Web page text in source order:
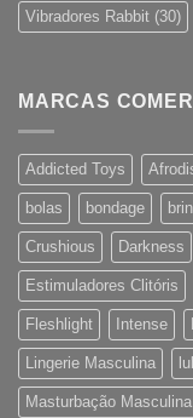
Vibradores Rabbit (30)
MARCAS
Addicted Toys
bolas bondage
Crushious Darkness
Estimuladores Clitóris
Fleshlight Intense
Lingerie Masculina
Masturbação Masculina